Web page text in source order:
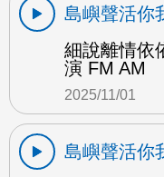
島嶼聲活你
細說離情依
演 FM AM
2025/11/01
島嶼聲活你